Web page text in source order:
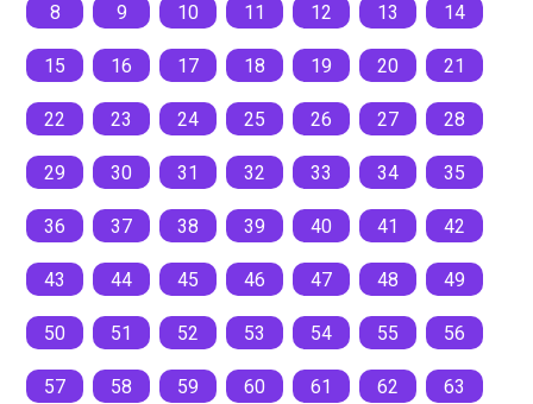
8 9 10 11 12 13 14
15 16 17 18 19 20 21
22 23 24 25 26 27 28
29 30 31 32 33 34 35
36 37 38 39 40 41 42
43 44 45 46 47 48 49
50 51 52 53 54 55 56
57 58 59 60 61 62 63